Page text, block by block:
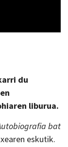
du
liburua.
bat
eskutik.